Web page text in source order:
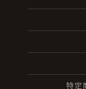
特定